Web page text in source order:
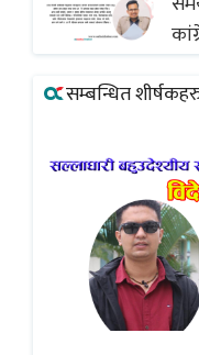
सम्बन्धित